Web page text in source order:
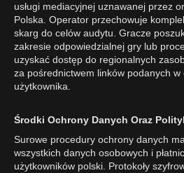
usługi mediacyjnej uznawanej przez
Polska. Operator przechowuje
skarg do celów audytu. Gracze
zakresie odpowiedzialnej gry lub
uzyskać dostęp do regionalnych
za pośrednictwem linków podanych w
użytkownika.
Środki Ochrony Danych Oraz
Surowe procedury ochrony danych
wszystkich danych osobowych i
użytkowników polski. Protokoły